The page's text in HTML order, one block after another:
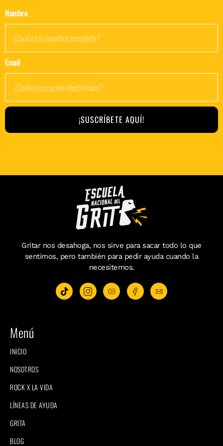
Nombre
Email
¡SUSCRÍBETE AQUÍ!
Gritar nos desahoga, nos sirve para sacar todo lo que
sentimos, pero también para pedir ayuda cuando la
necesitemos.
Menú
INICIO
NOSOTROS
ROCK X LA VIDA
LÍNEAS DE AYUDA
GRITA
BLOG